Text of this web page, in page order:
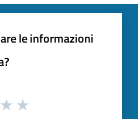
le informazioni